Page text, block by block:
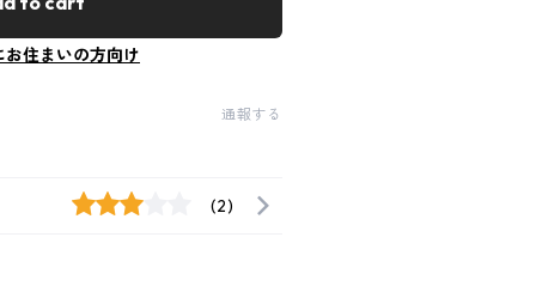
お住まいの方向け
通報する
(2)